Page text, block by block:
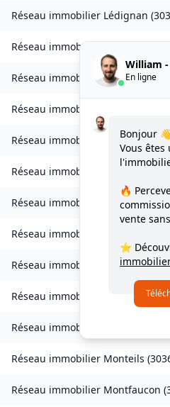
Réseau immobilier Lédignan (
Réseau immobilier
Réseau immobilierLirac(30126
Réseau immobilier
Réseau immobilier Les Mages(
Réseau immobilier
Réseau immobilier
Réseau immobilier
Réseau immobilier Meyrannes(
Réseau immobilier Monoblet(
Réseau immobilier
Réseau immobilier Monteils (
Réseau immobilier Montfaucon (
William
En ligne
Bonjour
Vous
🔥
vente
⭐